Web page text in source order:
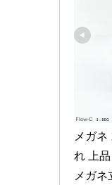
メガ
れ 上
メガ